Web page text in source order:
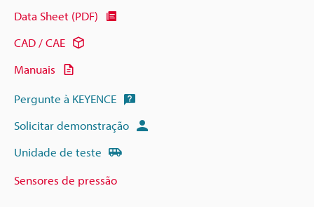
Data Sheet (PDF)
CAD / CAE
Manuais
Pergunte à KEYENCE
Solicitar demonstração
Unidade de teste
Sensores de pressão